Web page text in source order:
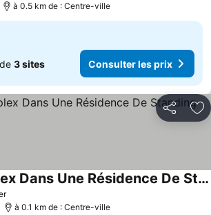
à 0.5 km de : Centre-ville
3 sites Consulter les prix
Partager
Studio En Duplex Dans Une Résidence De Standing
à 0.1 km de : Centre-ville